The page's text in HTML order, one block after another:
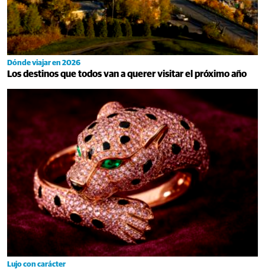
Dónde viajar en 2026
Los destinos que todos van a querer visitar el próximo año
Lujo con carácter